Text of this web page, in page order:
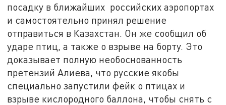
посадку в ближайших российских аэропортах
и самостоятельно принял решение
отправиться в Казахстан. Он же сообщил об
ударе птиц, а также о взрыве на борту. Это
доказывает полную необоснованность
претензий Алиева, что русские якобы
специально запустили фейк о птицах и
взрыве кислородного баллона, чтобы снять с